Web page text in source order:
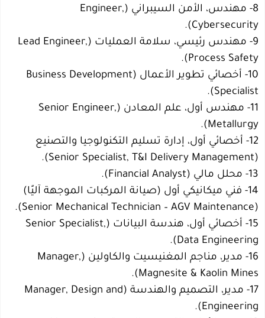
8- مهندس، الأمن السيبراني (Engineer,
Cybersecurity).
9- مهندس رئيسي، سلامة العمليات (Lead Engineer,
Process Safety).
10- أخصائي تطوير الأعمال (Business Development
Specialist).
11- مهندس أول، علم المعادن (Senior Engineer,
Metallurgy).
12- أخصائي أول، إدارة تسليم التكنولوجيا والتصنيع
(Senior Specialist, T&I Delivery Management).
13- محلل مالي (Financial Analyst).
14- فني ميكانيكي أول (صيانة المركبات الموجهة آليًا)
(Senior Mechanical Technician – AGV Maintenance).
15- أخصائي أول، هندسة البيانات (Senior Specialist,
Data Engineering).
16- مدير، مناجم المغنيسيت والكاولين (Manager,
Magnesite & Kaolin Mines).
17- مدير، التصميم والهندسة (Manager, Design and
Engineering).